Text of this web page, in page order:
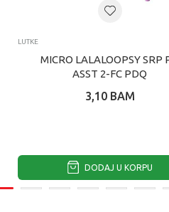
LUTKE
MICRO LALALOOPSY SRP
ASST 2-FC PDQ
3,10 BAM
DODAJ U KORPU